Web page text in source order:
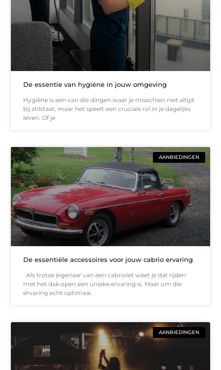
De essentie van hygiëne in jouw omgeving
Hygiëne is een van die dingen waar je misschien niet altijd
bij stilstaat, maar het speelt een cruciale rol in je dagelijks
leven. Of je
AANBIEDINGEN
De essentiële accessoires voor jouw cabrio ervaring
Als trotse eigenaar van een cabriolet weet je dat rijden
met het dak open een unieke ervaring is. Maar om die
ervaring echt optimaal
AANBIEDINGEN